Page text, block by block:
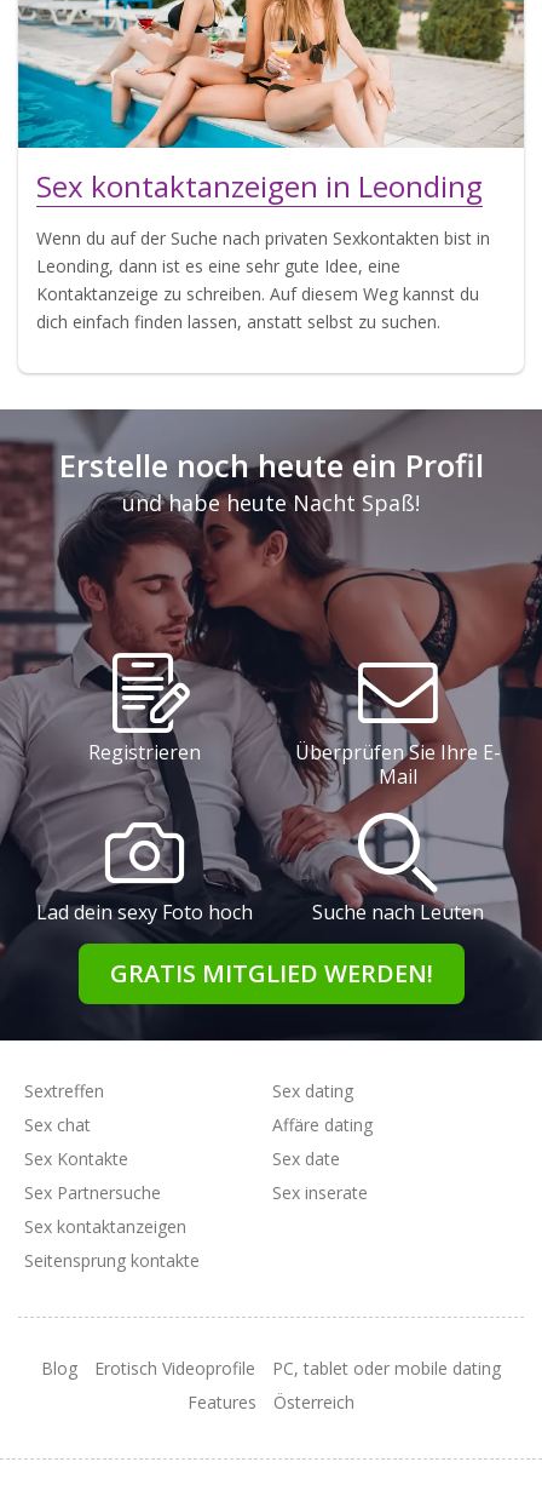
Sex kontaktanzeigen in Leonding
Wenn du auf der Suche nach privaten Sexkontakten bist in
Leonding, dann ist es eine sehr gute Idee, eine
Kontaktanzeige zu schreiben. Auf diesem Weg kannst du
dich einfach finden lassen, anstatt selbst zu suchen.
Erstelle noch heute ein Profil
und habe heute Nacht Spaß!
Registrieren
Überprüfen Sie Ihre E-
Mail
Lad dein sexy Foto hoch Suche nach Leuten
GRATIS MITGLIED WERDEN!
Sextreffen
Sex chat
Sex Kontakte
Sex dating
Affäre dating
Sex date
Sex Partnersuche
Sex kontaktanzeigen
Seitensprung kontakte
Sex inserate
Blog Erotisch Videoprofile
PC, tablet oder mobile dating
Features
Österreich